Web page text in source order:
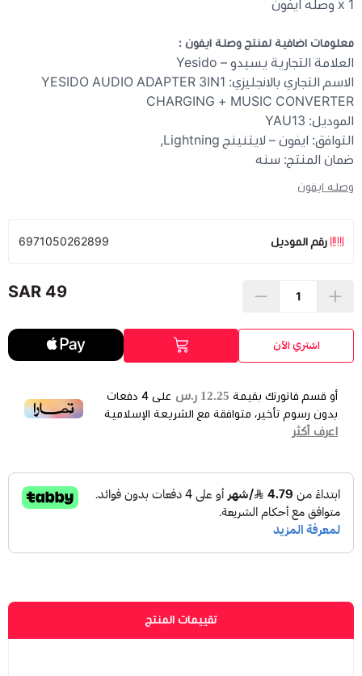
معلومات اضافية لمنتج وصلة ايفون :
العلامة التجارية يسيدو – Yesido
الاسم التجاري بالانجليزي: YESIDO AUDIO ADAPTER 3IN1
CHARGING + MUSIC CONVERTER
الموديل: YAU13
التوافق: ايفون – لايتنينج Lightning,
ضمان المنتج: سنه
وصله ايفون
رقم الموديل 6971050262899
49 SAR
اشتري الآن
أو قسم فاتورتك بقيمة12.25 ر.س على 4دفعات
بدون رسوم تأخير، متوافقة مع الشريعة الإسلامية
اعرف أكثر
تقييمات المنتج